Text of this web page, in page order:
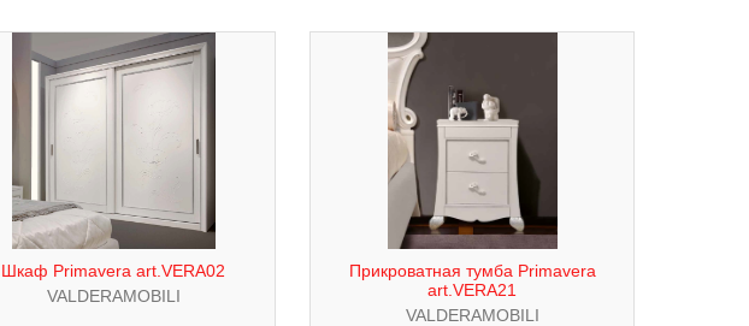
Шкаф Primavera art.VERA02
VALDERAMOBILI
Прикроватная тумба Primavera
art.VERA21
VALDERAMOBILI